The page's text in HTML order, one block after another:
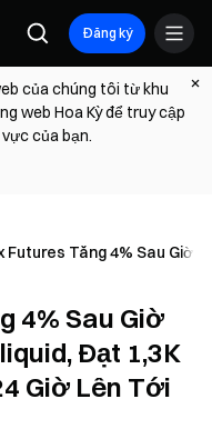
Đăng ký
của chúng tôi từ khu
web Hoa Kỳ để truy cập
của bạn.
Futures Tăng 4% Sau Giờ
4% Sau Giờ
Đạt 1,3K
Giờ Lên Tới